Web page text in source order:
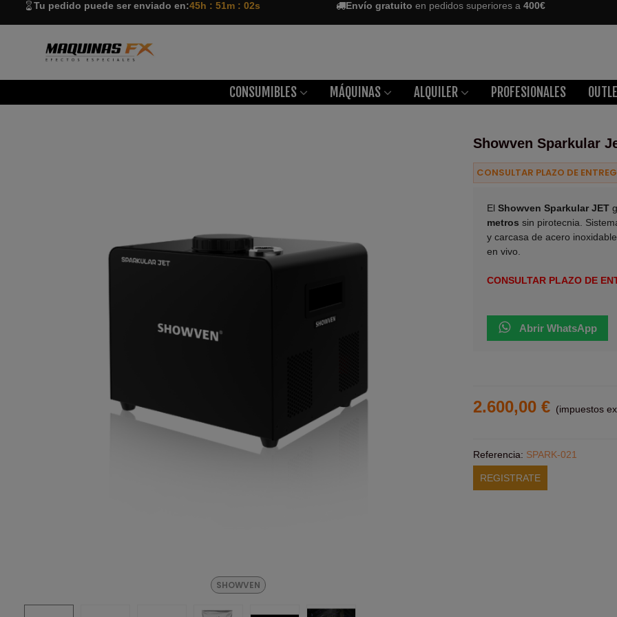
Tu pedido puede ser enviado en:45h : 51m : 01s Envío gratuito en pedidos superiores a 400€
CONSUMIBLES MÁQUINAS ALQUILER PROFESIONALES
SHOWVEN
Showven Sparkular
CONSULTAR PLAZO DE
El Showven Sparkular JET
metros sin pirotecnia.
y carcasa de acero
en vivo.
CONSULTAR PLAZO DE
Abrir WhatsApp
2.600,00 € (impuestos
Referencia: SPARK-021
REGISTRATE